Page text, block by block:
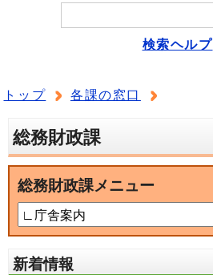
検索ヘルプ
トップ 各課の窓口
総務財政課
総務財政課メニュー
新着情報